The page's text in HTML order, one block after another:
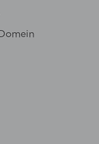
Domein